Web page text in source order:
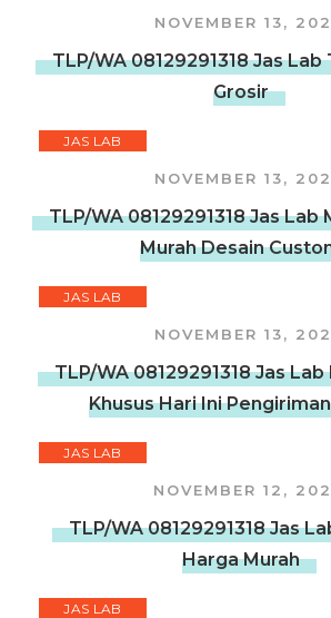
NOVEMBER 13,
TLP/WA 08129291318 Jas
Grosir
JAS LAB
NOVEMBER 13,
TLP/WA 08129291318 Jas Lab
Murah Desain
JAS LAB
NOVEMBER 13,
TLP/WA 08129291318 Jas
Khusus Hari Ini
JAS LAB
NOVEMBER 12,
TLP/WA 08129291318 Jas
Harga Murah
JAS LAB